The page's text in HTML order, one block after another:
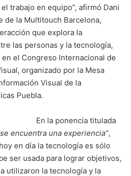
trabajo en equipo”, afirmó Dani
de la Multitouch Barcelona,
que explora la
las personas y la tecnología,
el Congreso Internacional de
organizado por la Mesa
Visual de la
Puebla.
En la ponencia titulada
encuentra una experiencia”,
en día la tecnología es sólo
ser usada para lograr objetivos,
utilizaron la tecnología y la